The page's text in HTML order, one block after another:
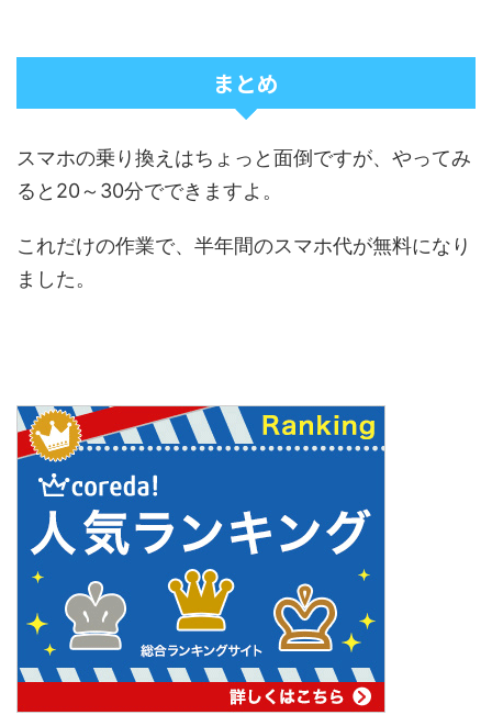
まとめ
スマホの乗り換えはちょっと面倒ですが、やってみ
ると20～30分でできますよ。
これだけの作業で、半年間のスマホ代が無料になり
ました。